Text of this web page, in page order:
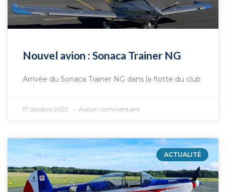
Nouvel avion : Sonaca Trainer NG
Arrivée du Sonaca Trainer NG dans la flotte du club
17 octobre 2022 Aucun commentaire
ACTUALITÉ